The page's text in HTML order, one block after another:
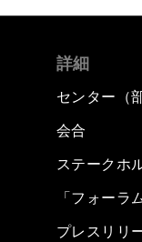
詳細
センター（
会合
ステークホ
「フォーラ
プレスリリ